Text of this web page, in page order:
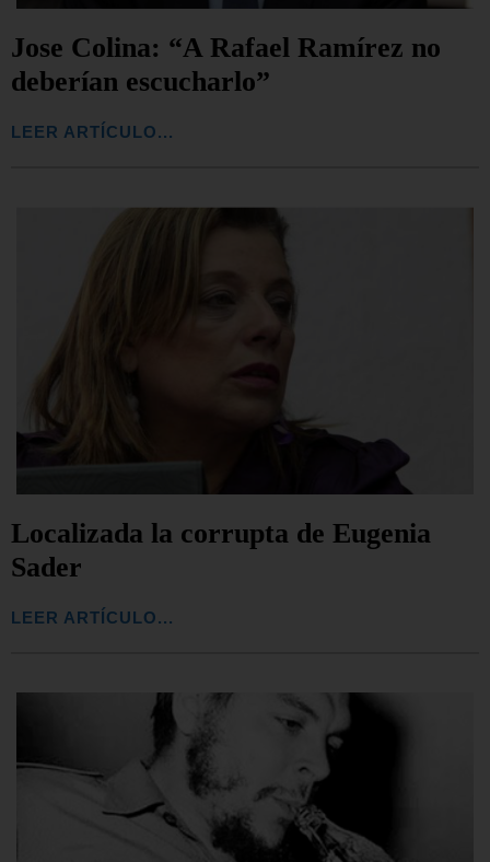
Jose Colina: “A Rafael Ramírez no
deberían escucharlo”
LEER ARTÍCULO...
Localizada la corrupta de Eugenia
Sader
LEER ARTÍCULO...